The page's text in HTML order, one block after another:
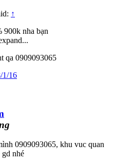
↑
900k nha bạn
qa 0909093065
1/16
0909093065, khu vuc quan
gd nhé